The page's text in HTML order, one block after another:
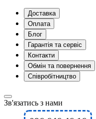
Доставка
Оплата
Блог
Гарантія та сервіс
Контакти
Обмін та повернення
Співробітництво
Зв'язатись з нами